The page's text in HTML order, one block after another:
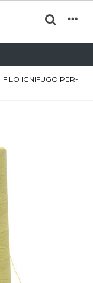
FILO IGNIFUGO PER-